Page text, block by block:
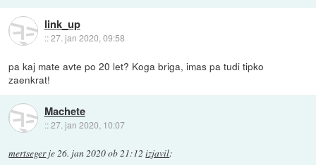
link_up
::27. jan 2020, 09:58
pa kaj mate avte po 20 let? Koga briga, imas pa tudi tipko
zaenkrat!
Machete
::27. jan 2020, 10:07
mertsegerje26. jan 2020 ob 21:12 izjavil: